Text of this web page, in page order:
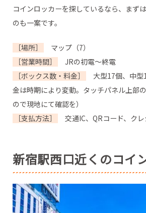
コインロッカーを探しているなら、まず
のも一案です。
［場所］
マップ（7）
［営業時間］
JRの初電～終電
［ボックス数・料金］
大型17個、中
金は時期により変動。タッチパネル上部
ので現地にて確認を）
［支払方法］
交通IC、QRコード、ク
新宿駅西口近くのコイ